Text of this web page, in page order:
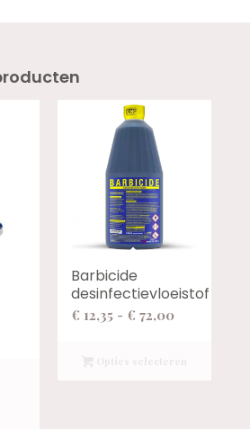
Barbicide
desinfectievloeistof
€ 12,35 - € 72,00Prijsklasse: